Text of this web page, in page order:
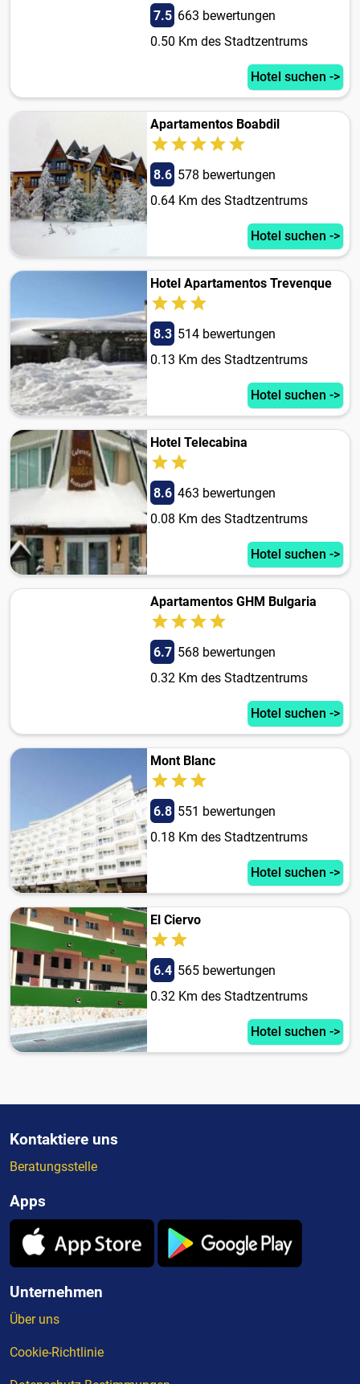
7.5 663 bewertungen
0.50 Km des Stadtzentrums
Hotel suchen ->
Apartamentos Boabdil
8.6 578 bewertungen
0.64 Km des Stadtzentrums
Hotel suchen ->
Hotel Apartamentos Trevenque
8.3 514 bewertungen
0.13 Km des Stadtzentrums
Hotel suchen ->
Hotel Telecabina
8.6 463 bewertungen
0.08 Km des Stadtzentrums
Hotel suchen ->
Apartamentos GHM Bulgaria
6.7 568 bewertungen
0.32 Km des Stadtzentrums
Hotel suchen ->
Mont Blanc
6.8 551 bewertungen
0.18 Km des Stadtzentrums
Hotel suchen ->
El Ciervo
6.4 565 bewertungen
0.32 Km des Stadtzentrums
Hotel suchen ->
Kontaktiere uns
Beratungsstelle
Apps
Unternehmen
Über uns
Cookie-Richtlinie